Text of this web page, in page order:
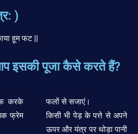
)
हूम फट ||
इसकी पूजा कैसे करते हैं?
करके
फ्रेम
फलों से सजाएं।
किसी भी पेड़ के पत्ते से अपने
ऊपर और यंत्र पर थोड़ा पानी